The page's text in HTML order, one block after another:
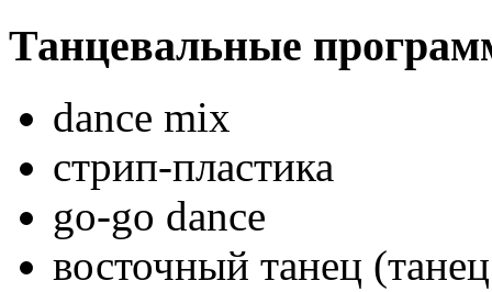
Танцевальные
dance mix
стрип-пластика
go-go dance
восточный танец